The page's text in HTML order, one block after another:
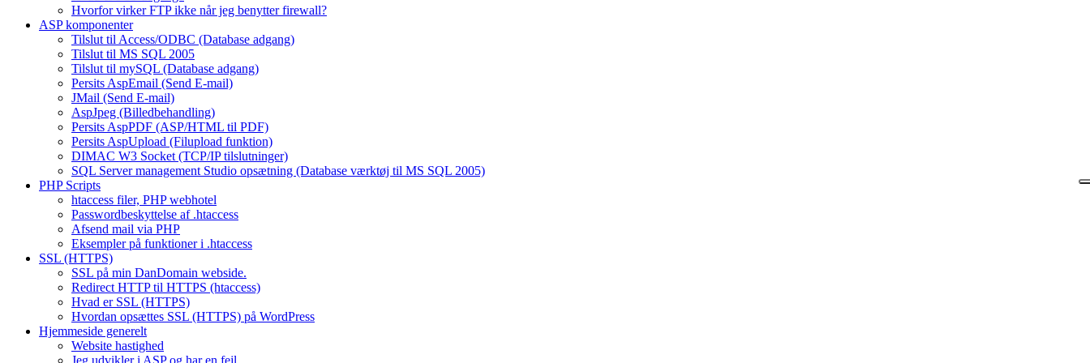
Hvorfor virker FTP ikke når jeg benytter firewall?
ASP komponenter
Tilslut til Access/ODBC (Database adgang)
Tilslut til MS SQL 2005
Tilslut til mySQL (Database adgang)
Persits AspEmail (Send E-mail)
JMail (Send E-mail)
AspJpeg (Billedbehandling)
Persits AspPDF (ASP/HTML til PDF)
Persits AspUpload (Filupload funktion)
DIMAC W3 Socket (TCP/IP tilslutninger)
SQL Server management Studio opsætning (Database værktøj til MS SQL 2005)
PHP Scripts
htaccess filer, PHP webhotel
Passwordbeskyttelse af .htaccess
Afsend mail via PHP
Eksempler på funktioner i .htaccess
SSL (HTTPS)
SSL på min DanDomain webside.
Redirect HTTP til HTTPS (htaccess)
Hvad er SSL (HTTPS)
Hvordan opsættes SSL (HTTPS) på WordPress
Hjemmeside generelt
Website hastighed